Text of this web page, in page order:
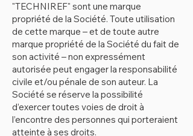
"TECHNIREF" sont une marque
propriété de la Société. Toute utilisation
de cette marque – et de toute autre
marque propriété de la Société du fait de
son activité – non expressément
autorisée peut engager la responsabilité
civile et/ou pénale de son auteur. La
Société se réserve la possibilité
d’exercer toutes voies de droit à
l’encontre des personnes qui porteraient
atteinte à ses droits.